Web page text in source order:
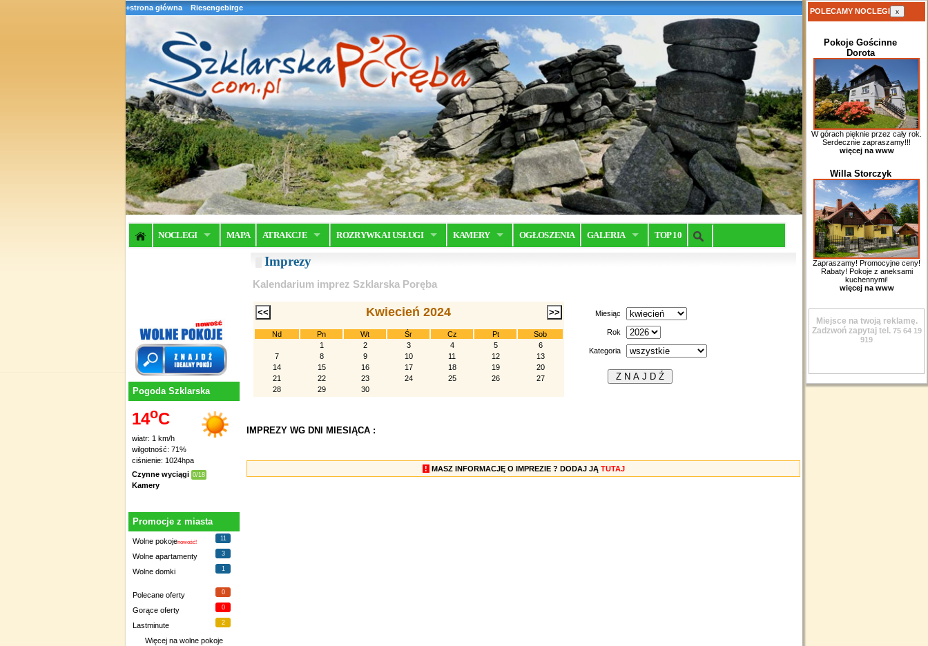
+strona główna Riesengebirge
NOCLEGI MAPA ATRAKCJE ROZRYWKA I USŁUGI KAMERY OGŁOSZENIA GALERIA TOP 10
Pogoda Szklarska
14oC
wiatr: 1 km/h
wilgotność: 71%
ciśnienie: 1024hpa
Czynne wyciągi 0/18
Kamery
Promocje z miasta
Wolne pokojenowość!
11
Wolne apartamenty 3
Wolne domki 1
Polecane oferty 0
Gorące oferty 0
Lastminute 2
Więcej na wolne pokoje
Imprezy
Kalendarium imprez Szklarska Poręba
Kwiecień 2024
Nd Pn Wt Śr Cz Pt
Sob
1
2 3 4 5
6
7
8 9 10 11 12
13
14
15 16 17 18 19
20
21
22 23 24 25 26
27
28
29 30
Miesiąc
Rok
Kategoria
IMPREZY WG DNI MIESIĄCA :
! MASZ INFORMACJĘ O IMPREZIE ? DODAJ JĄ TUTAJ
POLECAMY NOCLEGI x
Pokoje Gościnne
Dorota
W górach pięknie przez cały rok.
Serdecznie zapraszamy!!!
więcej na www
Willa Storczyk
Zapraszamy! Promocyjne ceny!
Rabaty! Pokoje z aneksami
kuchennymi!
więcej na www
Miejsce na twoją reklamę.
Zadzwoń zapytaj tel. 75 64 19
919